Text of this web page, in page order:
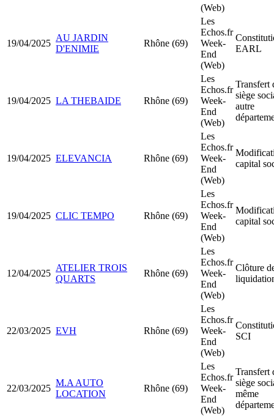
(Web)
19/04/2025
AU JARDIN
D'ENIMIE
Rhône (69)
Les
Echos.fr
Week-
End
(Web)
EARL
19/04/2025 LA THEBAIDE Rhône (69)
Les
Echos.fr
Week-
End
(Web)
Transfert
siège
autre
19/04/2025 ELEVANCIA Rhône (69)
Les
Echos.fr
Week-
End
(Web)
capital
19/04/2025 CLIC TEMPO Rhône (69)
Les
Echos.fr
Week-
End
(Web)
capital
12/04/2025
ATELIER TROIS
QUARTS
Rhône (69)
Les
Echos.fr
Week-
End
(Web)
Clôture
22/03/2025 EVH Rhône (69)
Les
Echos.fr
Week-
End
(Web)
SCI
22/03/2025
M.A AUTO
LOCATION
Rhône (69)
Les
Echos.fr
Week-
End
(Web)
Transfert
siège
même